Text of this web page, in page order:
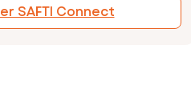
SAFTI Connect